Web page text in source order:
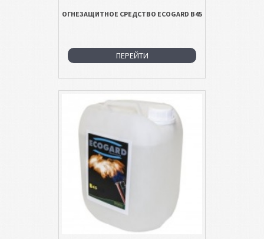
ОГНЕЗАЩИТНОЕ СРЕДСТВО ECOGARD B45
ПЕРЕЙТИ